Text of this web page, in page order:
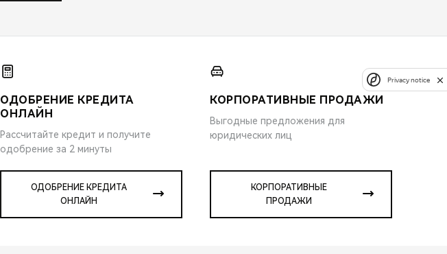
ОДОБРЕНИЕ КРЕДИТА
ОНЛАЙН
Рассчитайте кредит и получите
одобрение за 2 минуты
ОДОБРЕНИЕ КРЕДИТА
ОНЛАЙН
КОРПОРАТИВНЫЕ ПРОДАЖИ
Выгодные предложения для
юридических лиц
КОРПОРАТИВНЫЕ
ПРОДАЖИ
Privacy notice